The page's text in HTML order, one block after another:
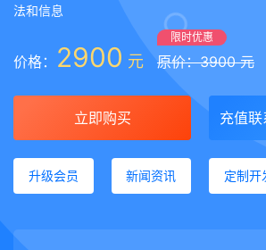
法和信息
价格： 2900 元
限时优惠
原价：3900 元
立即购买 充值
升级会员 新闻资讯 定制开